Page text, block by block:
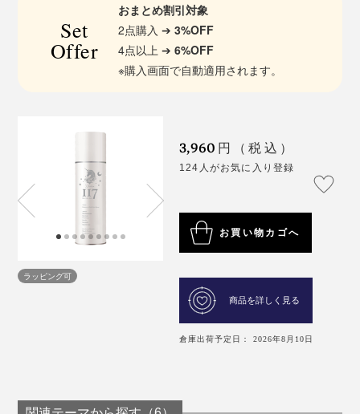
Set
Offer
おまとめ割引対象
2点購入 ➔3%OFF
4点以上 ➔6%OFF
※購入画面で自動適用されます。
ラッピング可
3,960 円（税込）
124人がお気に入り登録
お買い物カゴへ
商品を詳しく見る
倉庫出荷予定日： 2026年8月10日